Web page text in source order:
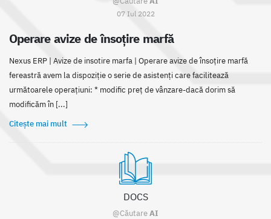
07 Iul 2022
Operare avize de însoțire marfă
Nexus ERP | Avize de insotire marfa | Operare avize de însoțire marfă
fereastră avem la dispoziție o serie de asistenți care facilitează
următoarele operațiuni: * modific preț de vânzare-dacă dorim să
modificăm în [...]
Citește mai mult
DOCS
@CăutareAI